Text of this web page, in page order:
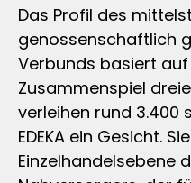
Das Profil des
genossenschaftlich
Verbunds basiert
Zusammenspiel
verleihen rund 3.400
EDEKA ein Gesicht.
Einzelhandelsebene